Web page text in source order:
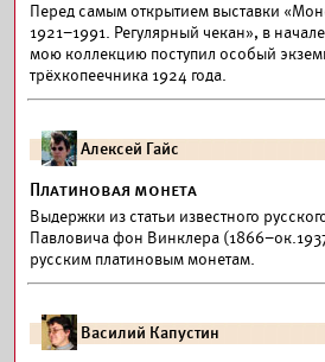
Перед самым открытием выставки
1921–1991. Регулярный чекан», в
мою коллекцию поступил особый
трёхкопеечника 1924 года.
Алексей Гайс
Платиновая монета
Выдержки из статьи известного
Павловича фон Винклера
русским платиновым монетам.
Василий Капустин